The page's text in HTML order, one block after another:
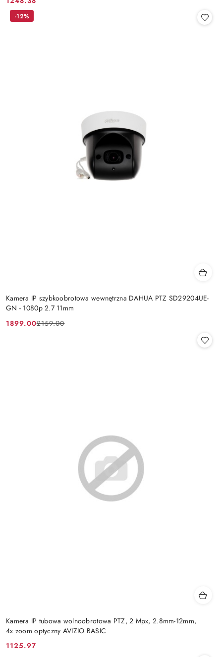
Cena:
Kamera IP szybkoobrotowa wewnętrzna DAHUA PTZ SD29204UE-
GN - 1080p 2.7 11mm
Cena
1899.00
Cena
2159.00
-12%
Kamera IP tubowa wolnoobrotowa PTZ, 2 Mpx, 2.8mm-12mm,
4x zoom optyczny AVIZIO BASIC
Cena:
1125.97